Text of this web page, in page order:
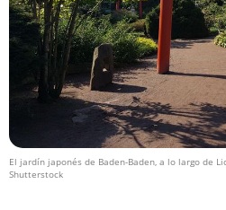
El jardín japonés de Baden-Baden, a lo largo de
Shutterstock